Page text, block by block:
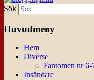
Sök
Huvudmeny
Hem
Diverse
Fantomen nr 6-
Insändare